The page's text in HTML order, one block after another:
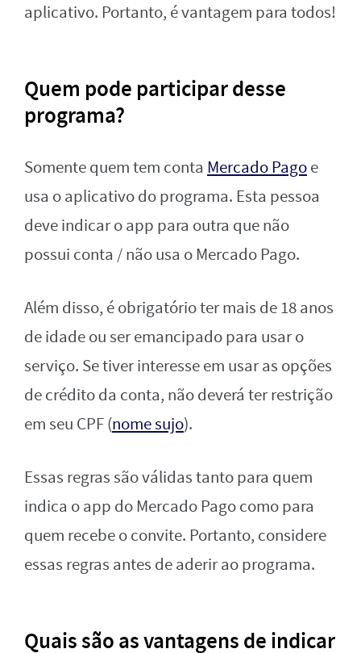
aplicativo. Portanto, é vantagem para todos!
Quem pode participar desse
programa?
Somente quem tem conta Mercado Pagoe
usa o aplicativo do programa. Esta pessoa
deve indicar o app para outra que não
possui conta / não usa o Mercado Pago.
Além disso, é obrigatório ter mais de 18 anos
de idade ou ser emancipado para usar o
serviço. Se tiver interesse em usar as opções
de crédito da conta, não deverá ter restrição
em seu CPF (nome sujo).
Essas regras são válidas tanto para quem
indica o app do Mercado Pago como para
quem recebe o convite. Portanto, considere
essas regras antes de aderir ao programa.
Quais são as vantagens de indicar